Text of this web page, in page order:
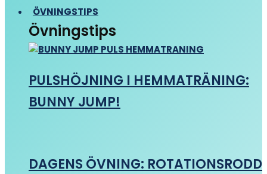
ÖVNINGSTIPS
Övningstips
PULSHÖJNING I HEMMATRÄNING:
BUNNY JUMP!
DAGENS ÖVNING: ROTATIONSRODD